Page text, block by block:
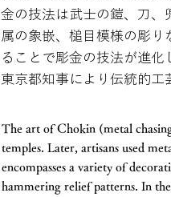
金の技法は武士の鎧、刀、
属の象嵌、槌目模様の彫り
ることで彫金の技法が進
東京都知事により伝統的工
The art of Chokin (metal
temples. Later, artisans used
encompasses a variety of
hammering relief patterns. In